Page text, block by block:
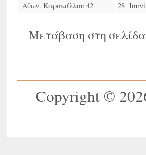
᾿Αθων. Καρακάλλου 42
28
Μετάβαση στη
Copyright ©